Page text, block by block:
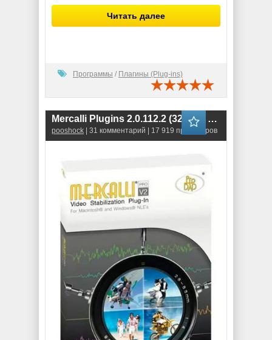
Читать далее
Программы / Плагины (Plug-ins)
Mercalli Plugins 2.0.112.2 (32-bit) \ 2.0.119.3 (64-bit)
pooshock | 31 комментарий | 17 919 просмотров